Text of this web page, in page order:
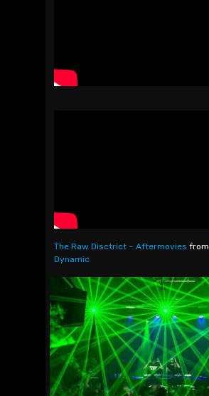
The Raw Disctrict – Aftermovies from
Dynamic